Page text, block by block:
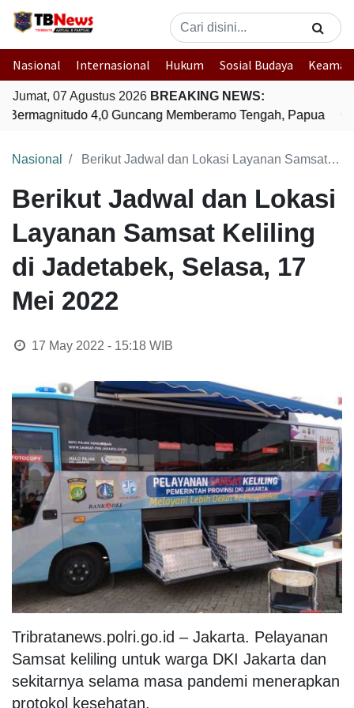
Nasional Internasional Hukum Sosial Budaya
Jumat, 07 Agustus 2026 BREAKING NEWS:
4,0 Guncang Memberamo Tengah, Papua
Nasional Berikut Jadwal dan Lokasi Layanan Samsat Keliling di Jadetabek, Selasa, 17 Mei 2022
Berikut Jadwal dan Lokasi
Layanan Samsat Keliling
di Jadetabek, Selasa, 17
Mei 2022
17 May 2022 - 15:18WIB
Tribratanews.polri.go.id – Jakarta. Pelayanan
Samsat keliling untuk warga DKI Jakarta dan
sekitarnya selama masa pandemi menerapkan
protokol kesehatan.